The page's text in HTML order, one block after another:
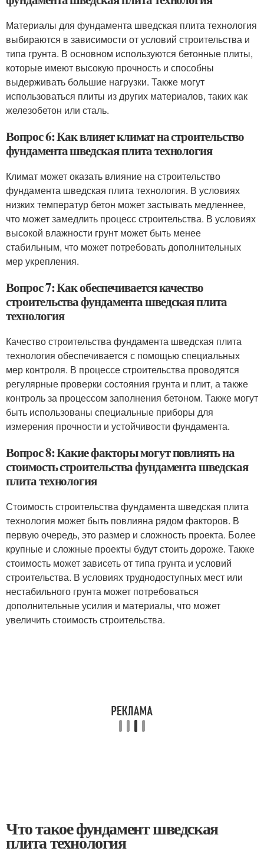
Материалы для фундамента шведская плита технология
выбираются в зависимости от условий строительства и
типа грунта. В основном используются бетонные плиты,
которые имеют высокую прочность и способны
выдерживать большие нагрузки. Также могут
использоваться плиты из других материалов, таких как
железобетон или сталь.
Вопрос 6: Как влияет климат на строительство
фундамента шведская плита технология
Климат может оказать влияние на строительство
фундамента шведская плита технология. В условиях
низких температур бетон может застывать медленнее,
что может замедлить процесс строительства. В условиях
высокой влажности грунт может быть менее
стабильным, что может потребовать дополнительных
мер укрепления.
Вопрос 7: Как обеспечивается качество
строительства фундамента шведская плита
технология
Качество строительства фундамента шведская плита
технология обеспечивается с помощью специальных
мер контроля. В процессе строительства проводятся
регулярные проверки состояния грунта и плит, а также
контроль за процессом заполнения бетоном. Также могут
быть использованы специальные приборы для
измерения прочности и устойчивости фундамента.
Вопрос 8: Какие факторы могут повлиять на
стоимость строительства фундамента шведская
плита технология
Стоимость строительства фундамента шведская плита
технология может быть повлияна рядом факторов. В
первую очередь, это размер и сложность проекта. Более
крупные и сложные проекты будут стоить дороже. Также
стоимость может зависеть от типа грунта и условий
строительства. В условиях труднодоступных мест или
нестабильного грунта может потребоваться
дополнительные усилия и материалы, что может
увеличить стоимость строительства.
Что такое фундамент шведская
плита технология